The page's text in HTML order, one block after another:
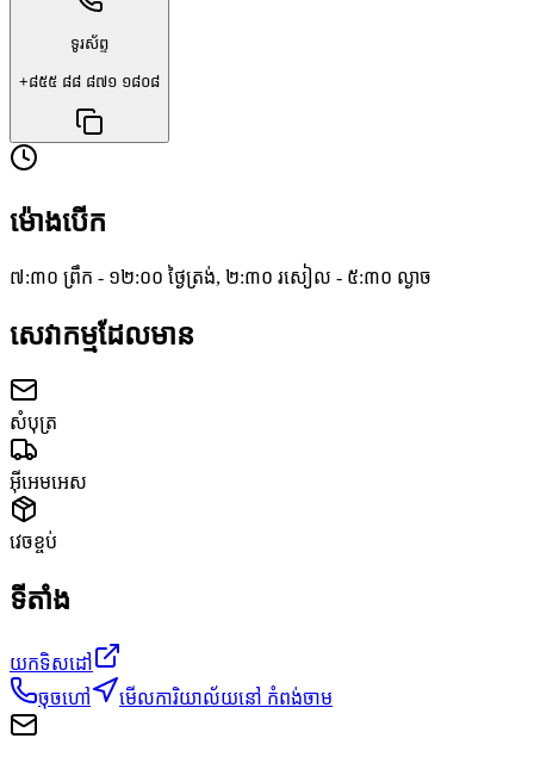
ទូរស័ព្ទ
+៨៥៥ ៨៨ ៨៧១ ១៨០៨
ម៉ោងបើក
៧:៣០ ព្រឹក - ១២:០០ ថ្ងៃត្រង់, ២:៣០ រសៀល - ៥:៣០ ល្ងាច
សេវាកម្មដែលមាន
សំបុត្រ
អ៊ីអេមអេស
វេចខ្ចប់
ទីតាំង
យកទិសដៅ
ចុចហៅ
មើលការិយាល័យនៅ កំពង់ចាម